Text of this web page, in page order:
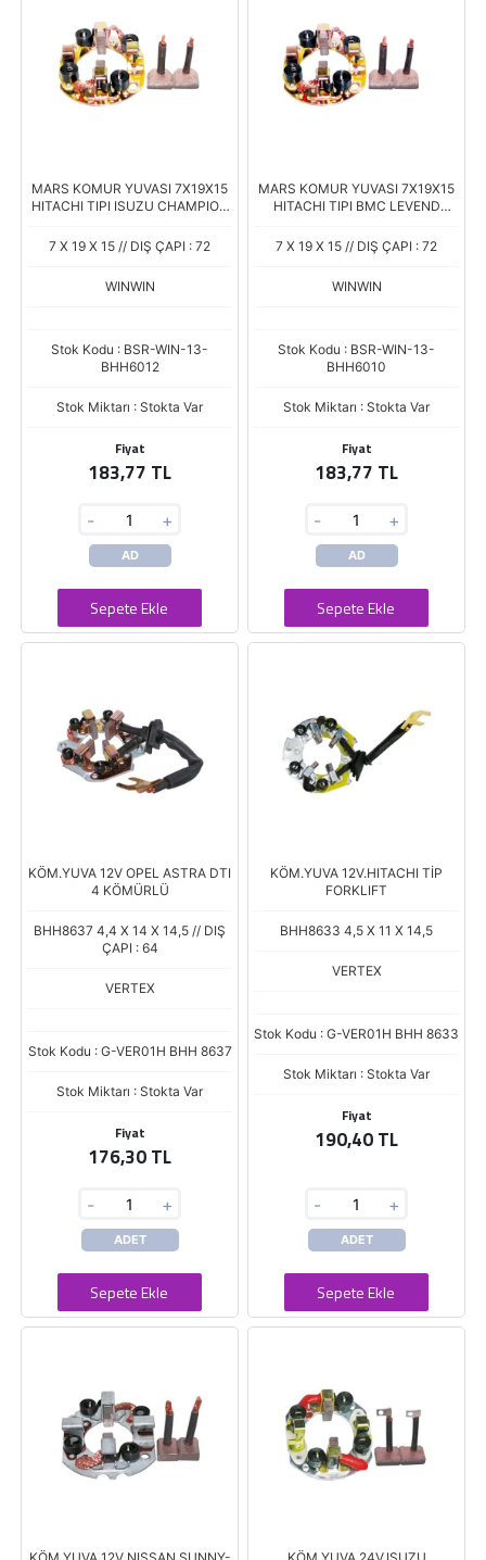
MARS KOMUR YUVASI 7X19X15
HITACHI TIPI ISUZU CHAMPION
7 X 19 X 15 // DIŞ ÇAPI : 72
WINWIN
Stok Kodu : BSR-WIN-13-
BHH6012
Stok Miktarı : Stokta Var
Fiyat
183,77 TL
- +
AD
Sepete Ekle
MARS KOMUR YUVASI 7X19X15
HITACHI TIPI BMC LEVEND
TERRANO 2.7 TD HI4751
7 X 19 X 15 // DIŞ ÇAPI : 72
WINWIN
Stok Kodu : BSR-WIN-13-
BHH6010
Stok Miktarı : Stokta Var
Fiyat
183,77 TL
- +
AD
Sepete Ekle
KÖM.YUVA 12V OPEL ASTRA DTI
4 KÖMÜRLÜ
BHH8637 4,4 X 14 X 14,5 // DIŞ
ÇAPI : 64
VERTEX
Stok Kodu : G-VER01H BHH 8637
Stok Miktarı : Stokta Var
Fiyat
176,30 TL
- +
ADET
Sepete Ekle
KÖM.YUVA 12V.HITACHI TİP
FORKLIFT
BHH8633 4,5 X 11 X 14,5
VERTEX
Stok Kodu : G-VER01H BHH 8633
Stok Miktarı : Stokta Var
Fiyat
190,40 TL
- +
ADET
Sepete Ekle